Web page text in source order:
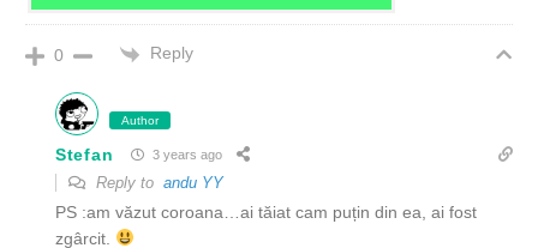
0 Reply
Author
Stefan 3 years ago
Reply to andu YY
PS :am văzut coroana…ai tăiat cam puțin din ea, ai fost
zgârcit.